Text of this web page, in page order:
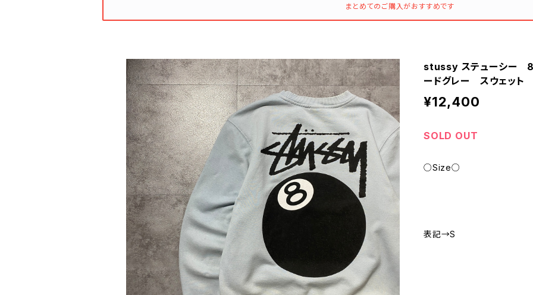
まとめてのご購入がおすすめです
stussy ステューシー
ードグレー スウェット
¥12,400
SOLD OUT
○Size○
表記→S